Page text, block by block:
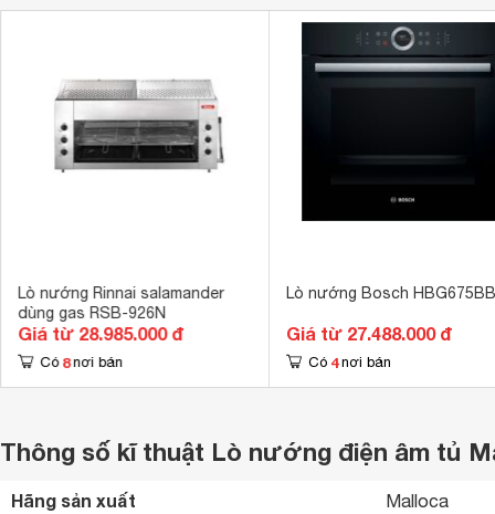
Lò nướng Rinnai salamander
dùng gas RSB-926N
Giá từ 28.985.000 đ
Có 8 nơi bán
Lò nướng Bosch
Giá từ 27.488.000 đ
Có 4 nơi bán
Thông số kĩ thuật Lò nướng điện âm tủ
Hãng sản xuất Malloca